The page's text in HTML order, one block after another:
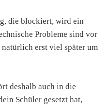
die blockiert, wird ein
Probleme sind vor
erst viel später um
deshalb auch in die
Schüler gesetzt hat,